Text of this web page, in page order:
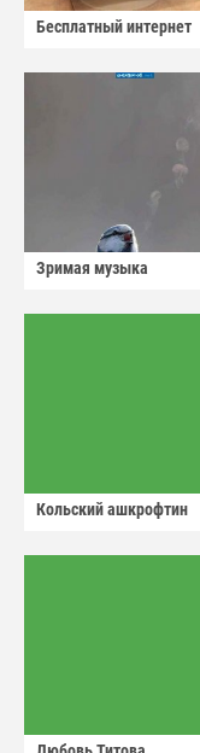
Бесплатный интернет
Зримая музыка
Кольский ашкрофтин